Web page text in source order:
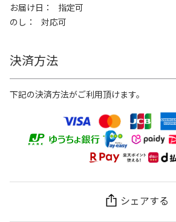
お届け日
指定可
のし
対応可
決済方法
下記の決済方法がご利用頂けます。
シェアする